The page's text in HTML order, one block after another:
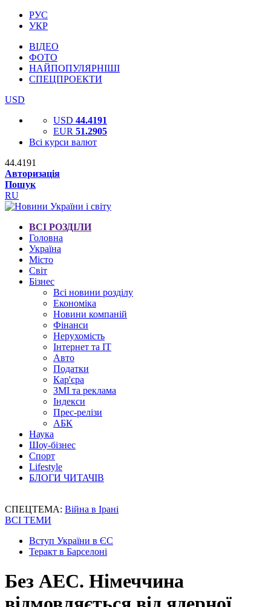
РУС
УКР
ВІДЕО
ФОТО
НАЙПОПУЛЯРНІШІ
СПЕЦПРОЕКТИ
USD
USD 44.4191
EUR 51.2905
Всі курси валют
44.4191
Авторизація
Пошук
RU
ВСІ РОЗДІЛИ
Головна
Україна
Місто
Світ
Бізнес
Всі новини розділу
Економіка
Новини компаній
Фінанси
Нерухомість
Інтернет та IT
Авто
Податки
Кар'єра
ЗМІ та реклама
Індекси
Прес-релізи
АБК
Наука
Шоу-бізнес
Спорт
Lifestyle
БЛОГИ ЧИТАЧІВ
СПЕЦТЕМА: Війна в Ірані
ВСІ ТЕМИ
Вступ України в ЄС
Теракт в Барселоні
Без АЕС. Німеччина